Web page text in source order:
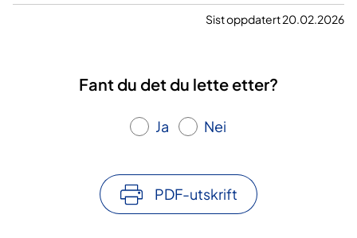
Sist oppdatert 20.02.2026
Fant du det du lette etter?
Ja Nei
PDF-utskrift